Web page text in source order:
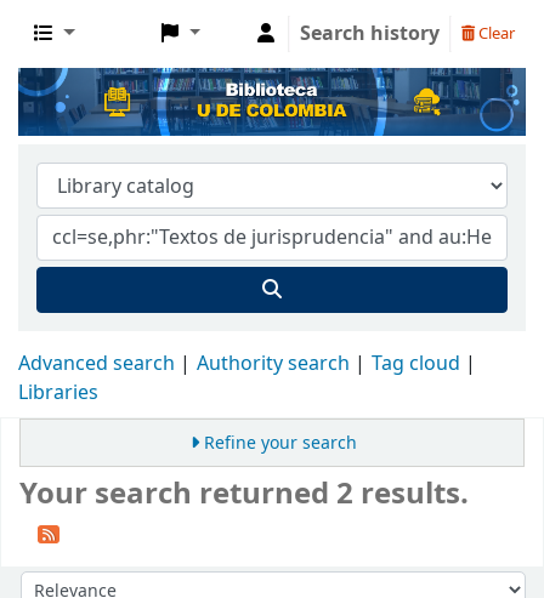
Search history Clear
Advanced search Authority search
Tag cloud
Libraries
Refine your search
Your search returned 2 results.
Sort by: